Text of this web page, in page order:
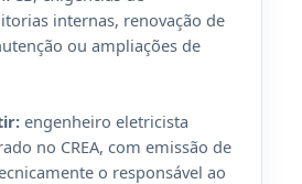
internas, renovação de
ou ampliações de
engenheiro eletricista
no CREA, com emissão de
o responsável ao